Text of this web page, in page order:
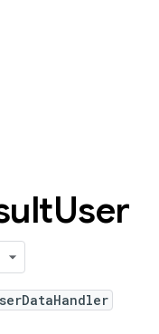
User